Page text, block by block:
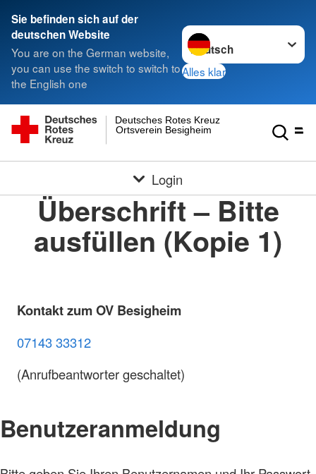
Sie befinden sich auf der
deutschen Website
You are on the German website,
you can use the switch to switch to
the English one
Sprache wechseln zu
Alles klar
Ortsverein Besigheim
Deutsches Rotes Kreuz
Login
Überschrift – Bitte
ausfüllen (Kopie 1)
Kontakt zum OV Besigheim
07143 33312
(Anrufbeantworter geschaltet)
Benutzeranmeldung